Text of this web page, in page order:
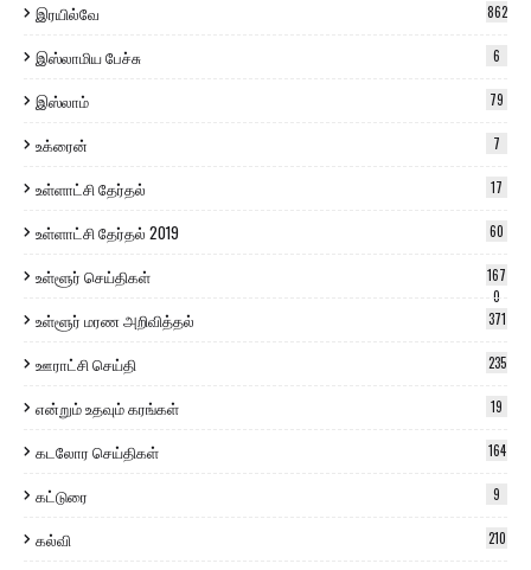
இரயில்வே 862
இஸ்லாமிய பேச்சு 6
இஸ்லாம் 79
உக்ரைன் 7
உள்ளாட்சி தேர்தல் 17
உள்ளாட்சி தேர்தல் 2019 60
உள்ளூர் செய்திகள்
167
0
உள்ளூர் மரண அறிவித்தல் 371
ஊராட்சி செய்தி 235
என்றும் உதவும் கரங்கள் 19
கடலோர செய்திகள் 164
கட்டுரை 9
கல்வி 210